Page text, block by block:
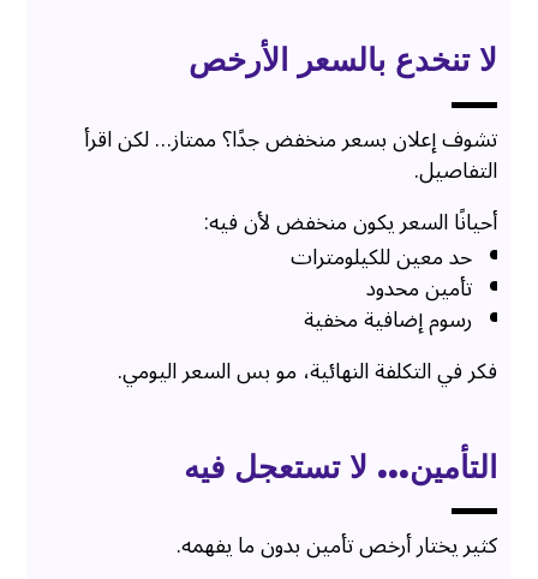
لا تنخدع بالسعر الأرخص
تشوف إعلان بسعر منخفض جدًا؟ ممتاز… لكن اقرأ
التفاصيل.
أحيانًا السعر يكون منخفض لأن فيه:
حد معين للكيلومترات
تأمين محدود
رسوم إضافية مخفية
فكر في التكلفة النهائية، مو بس السعر اليومي.
التأمين… لا تستعجل فيه
كثير يختار أرخص تأمين بدون ما يفهمه.